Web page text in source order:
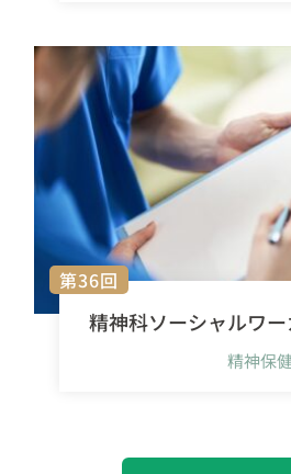
第36回
精神科ソーシャルワ
精神保